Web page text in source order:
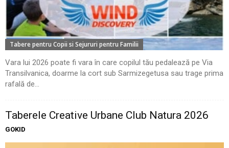
Tabere pentru Copii si Sejururi pentru Familii
Vara lui 2026 poate fi vara în care copilul tău pedalează pe Via
Transilvanica, doarme la cort sub Sarmizegetusa sau trage prima
rafală de...
Taberele Creative Urbane Club Natura 2026
GOKID